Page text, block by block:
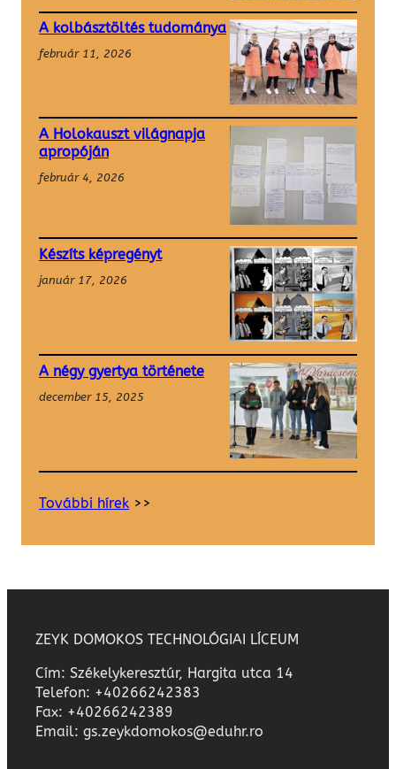
A kolbásztöltés tudománya
február 11, 2026
A Holokauszt világnapja
apropóján
február 4, 2026
Készíts képregényt
január 17, 2026
A négy gyertya története
december 15, 2025
További hírek >>
ZEYK DOMOKOS TECHNOLÓGIAI LÍCEUM
Cím: Székelykeresztúr, Hargita utca 14
Telefon: +40266242383
Fax: +40266242389
Email: gs.zeykdomokos@eduhr.ro